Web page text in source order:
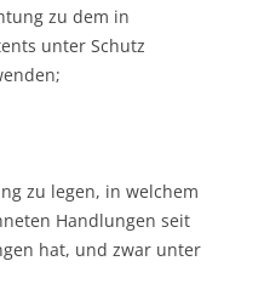
zu dem in
unter Schutz
zu legen, in welchem
Handlungen seit
hat, und zwar unter